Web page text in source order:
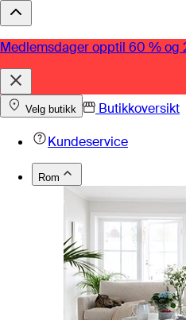
Medlemsdager opptil 60 %
Velg butikk
Butikkoversikt
Kundeservice
Rom